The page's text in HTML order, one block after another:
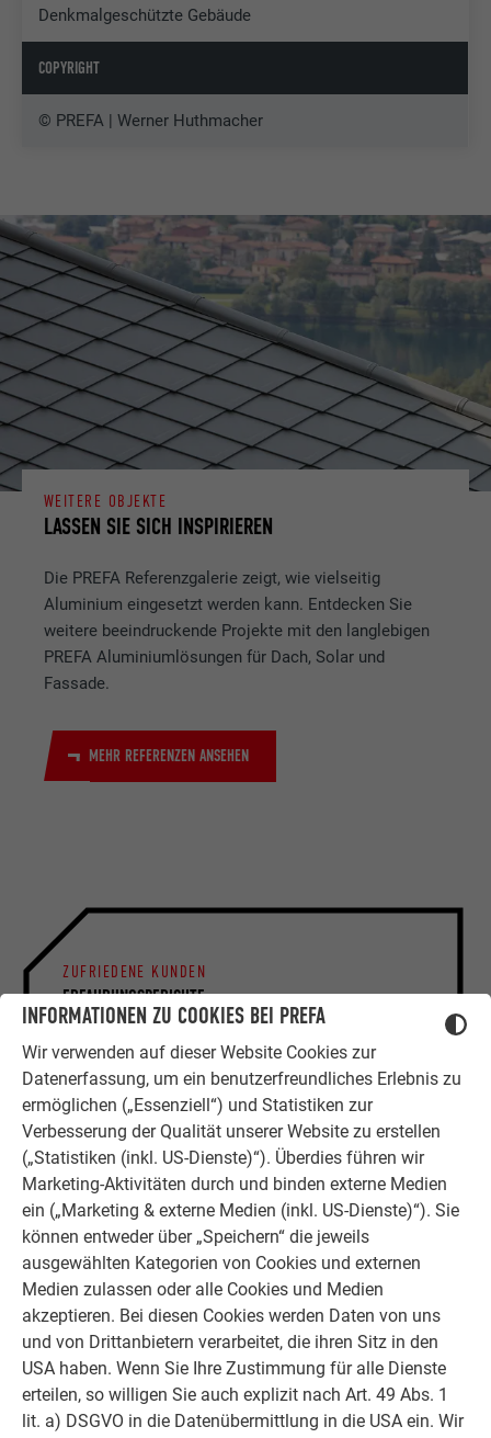
INFORMATIONEN ZU COOKIES BEI PREFA
Wir verwenden auf dieser Website Cookies zur
Datenerfassung, um ein benutzerfreundliches Erlebnis zu
ermöglichen („Essenziell“) und Statistiken zur
Verbesserung der Qualität unserer Website zu erstellen
(„Statistiken (inkl. US-Dienste)“). Überdies führen wir
Marketing-Aktivitäten durch und binden externe Medien
ein („Marketing & externe Medien (inkl. US-Dienste)“). Sie
können entweder über „Speichern“ die jeweils
ausgewählten Kategorien von Cookies und externen
Medien zulassen oder alle Cookies und Medien
akzeptieren. Bei diesen Cookies werden Daten von uns
und von Drittanbietern verarbeitet, die ihren Sitz in den
USA haben. Wenn Sie Ihre Zustimmung für alle Dienste
erteilen, so willigen Sie auch explizit nach Art. 49 Abs. 1
lit. a) DSGVO in die Datenübermittlung in die USA ein. Wir
Denkmalgeschützte Gebäude
COPYRIGHT
© PREFA | Werner Huthmacher
LASSEN SIE SICH INSPIRIEREN
WEITERE OBJEKTE
Die PREFA Referenzgalerie zeigt, wie vielseitig
Aluminium eingesetzt werden kann. Entdecken Sie
weitere beeindruckende Projekte mit den langlebigen
PREFA Aluminiumlösungen für Dach, Solar und
Fassade.
MEHR REFERENZEN ANSEHEN
ERFAHRUNGSBERICHTE
ZUFRIEDENE KUNDEN
Architekt - die Zufriedenheit all
unserer Kunden liegt uns am Herzen.
Deshalb versuchen wir als PREFA in
allen Phasen Ihres Projektes als
starker Begleiter zur Seite zu stehen.
Überzeugen Sie sich selbst!
WEITERLESEN
PREFA SANIERUNGSGALERIE
OBJEKTE VOR UND NACH DER SANIERUNG